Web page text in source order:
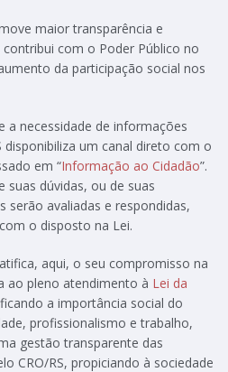
maior transparência e
com o Poder Público no
da participação social nos
a necessidade de informações
disponibiliza um canal direto com o
em “Informação ao Cidadão”.
suas dúvidas, ou de suas
serão avaliadas e respondidas,
o disposto na Lei.
aqui, o seu compromisso na
ao pleno atendimento à Lei da
a importância social do
profissionalismo e trabalho,
gestão transparente das
CRO/RS, propiciando à sociedade